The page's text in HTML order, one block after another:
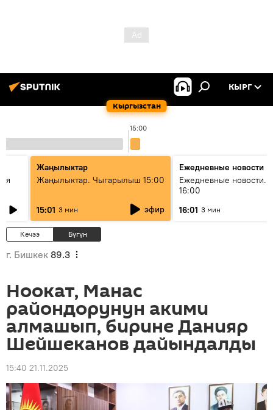
Кыргызстан
КЫРГ
15:00
Жаңылыктар
Жаңылыктар. Чыгарылыш 15:00
15:01 3 мин эфир
Ежедневные новости
Ежедневные новости.
16:00
16:01 3 мин
Кечээ Бүгүн
г. Бишкек 89.3
Ноокат, Манас
райондорунун акими
алмашып, бирине Данияр
Шейшеканов дайындалды
15:40 21.11.2025